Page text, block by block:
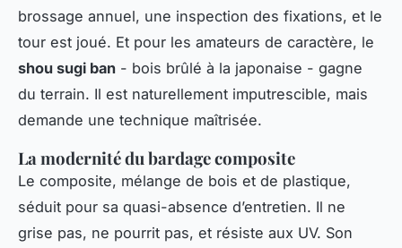
brossage annuel, une inspection des fixations, et le
tour est joué. Et pour les amateurs de caractère, le
shou sugi ban - bois brûlé à la japonaise - gagne
du terrain. Il est naturellement imputrescible, mais
demande une technique maîtrisée.
La modernité du bardage composite
Le composite, mélange de bois et de plastique,
séduit pour sa quasi-absence d’entretien. Il ne
grise pas, ne pourrit pas, et résiste aux UV. Son